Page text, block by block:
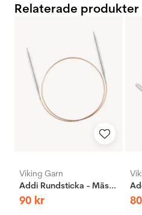
Relaterade produkter
Viking Garn
Addi Rundsticka - Mässing
90 kr 80